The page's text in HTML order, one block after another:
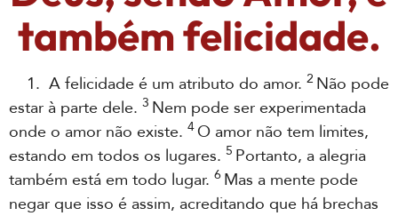
também felicidade.
1. A felicidade é um atributo do amor. 2 Não pode
estar à parte dele. 3 Nem pode ser experimentada
onde o amor não existe. 4O amor não tem limites,
estando em todos os lugares. 5 Portanto, a alegria
também está em todo lugar. 6 Mas a mente pode
negar que isso é assim, acreditando que há brechas